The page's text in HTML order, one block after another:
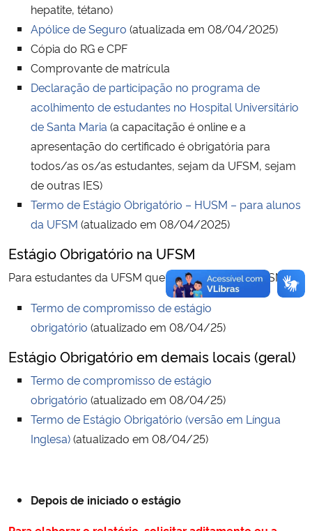
Banco Central do Brasil
Planalto
hepatite, tétano)
Apólice de Seguro (atualizada em 08/04/2025)
Cópia do RG e CPF
Comprovante de matrícula
Declaração de participação no programa de
acolhimento de estudantes no Hospital Universitário
de Santa Maria (a capacitação é online e a
apresentação do certificado é obrigatória para
todos/as os/as estudantes, sejam da UFSM, sejam
de outras IES)
Termo de Estágio Obrigatório – HUSM – para alunos
da UFSM (atualizado em 08/04/2025)
Estágio Obrigatório na UFSM
Para estudantes da UFSM que farão estágio na UFSM
Termo de compromisso de estágio
obrigatório (atualizado em 08/04/25)
Estágio Obrigatório em demais locais (geral)
Termo de compromisso de estágio
obrigatório (atualizado em 08/04/25)
Termo de Estágio Obrigatório (versão em Língua
Inglesa)(atualizado em 08/04/25)
Depois de iniciado o estágio